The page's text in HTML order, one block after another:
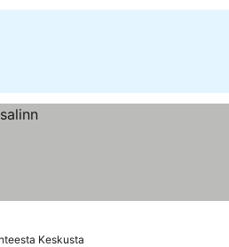
Keskusta